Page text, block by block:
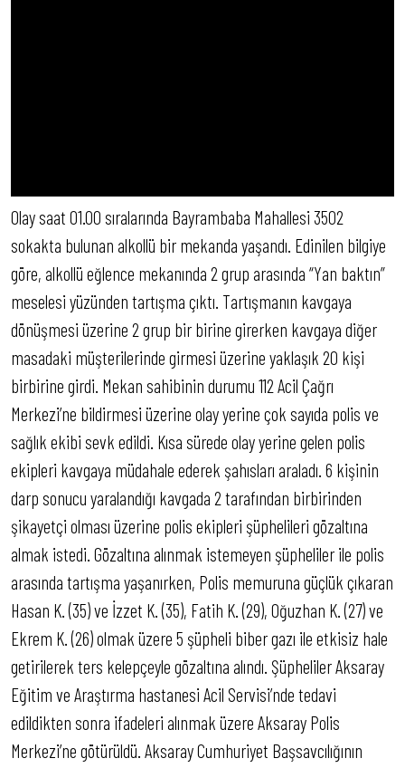
Olay saat 01.00 sıralarında Bayrambaba Mahallesi 3502
sokakta bulunan alkollü bir mekanda yaşandı. Edinilen bilgiye
göre, alkollü eğlence mekanında 2 grup arasında “Yan baktın”
meselesi yüzünden tartışma çıktı. Tartışmanın kavgaya
dönüşmesi üzerine 2 grup bir birine girerken kavgaya diğer
masadaki müşterilerinde girmesi üzerine yaklaşık 20 kişi
birbirine girdi. Mekan sahibinin durumu 112 Acil Çağrı
Merkezi’ne bildirmesi üzerine olay yerine çok sayıda polis ve
sağlık ekibi sevk edildi. Kısa sürede olay yerine gelen polis
ekipleri kavgaya müdahale ederek şahısları araladı. 6 kişinin
darp sonucu yaralandığı kavgada 2 tarafından birbirinden
şikayetçi olması üzerine polis ekipleri şüphelileri gözaltına
almak istedi. Gözaltına alınmak istemeyen şüpheliler ile polis
arasında tartışma yaşanırken, Polis memuruna güçlük çıkaran
Hasan K. (35) ve İzzet K. (35), Fatih K. (29), Oğuzhan K. (27) ve
Ekrem K. (26) olmak üzere 5 şüpheli biber gazı ile etkisiz hale
getirilerek ters kelepçeyle gözaltına alındı. Şüpheliler Aksaray
Eğitim ve Araştırma hastanesi Acil Servisi’nde tedavi
edildikten sonra ifadeleri alınmak üzere Aksaray Polis
Merkezi’ne götürüldü. Aksaray Cumhuriyet Başsavcılığının